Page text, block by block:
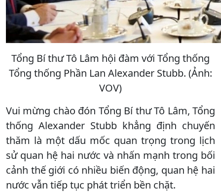
Tổng Bí thư Tô Lâm hội đàm với Tổng thống
Tổng thống Phần Lan Alexander Stubb. (Ảnh:
VOV)
Vui mừng chào đón Tổng Bí thư Tô Lâm, Tổng
thống Alexander Stubb khẳng định chuyến
thăm là một dấu mốc quan trọng trong lịch
sử quan hệ hai nước và nhấn mạnh trong bối
cảnh thế giới có nhiều biến động, quan hệ hai
nước vẫn tiếp tục phát triển bền chặt.